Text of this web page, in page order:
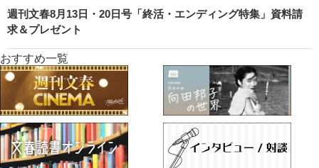
週刊文春8月13日・20日号「終活・エンディング特集」資料請
求＆プレゼント
おすすめ一覧